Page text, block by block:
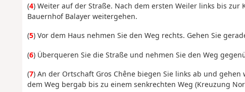
(4) Weiter auf der Straße. Nach dem ersten Weiler links bis
Bauernhof Balayer weitergehen.
(5) Vor dem Haus nehmen Sie den Weg rechts. Gehen Sie
(6) Überqueren Sie die Straße und nehmen Sie den Weg
(7) An der Ortschaft Gros Chêne biegen Sie links ab und
dem Weg bergab bis zu einem senkrechten Weg (Kreuzung